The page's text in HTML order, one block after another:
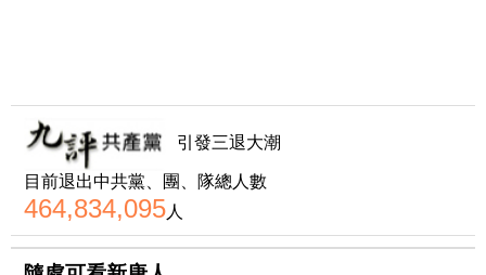
引發三退大潮
目前退出中共黨、團、隊總人數
464,834,095人